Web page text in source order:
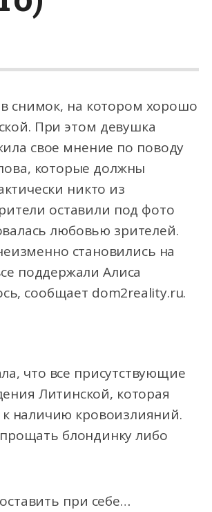
снимок, на котором хорошо
При этом девушка
свое мнение по поводу
которые должны
никто из
оставили под фото
любовью зрителей.
становились на
поддержали Алиса
сообщает dom2reality.ru.
что все присутствующие
Литинской, которая
наличию кровоизлияний.
блондинку либо
при себе…